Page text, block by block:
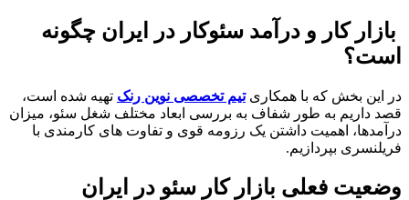
بازار کار و درآمد سئوکار در ایران چگونه
است؟
در این بخش که با همکاریتیم تخصصی نوین رنک تهیه شده است،
قصد داریم به طور شفاف به بررسی ابعاد مختلف شغل سئو، میزان
درآمدها، اهمیت داشتن یک رزومه قوی و تفاوت‌ های کارمندی با
فریلنسری بپردازیم.
وضعیت فعلی بازار کار سئو در ایران